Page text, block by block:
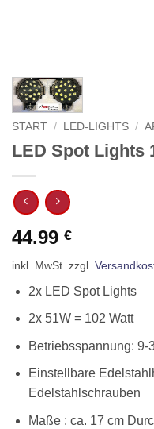
START / LED-LIGHTS /
LED Spot Lights
44.99 €
inkl. MwSt. zzgl.
2x LED Spot Lights
2x 51W = 102 Watt
Betriebsspannung: 9-
Einstellbare
Edelstahlschrauben
Maße : ca. 17 cm